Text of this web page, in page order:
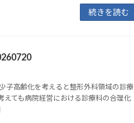
続きを読む
子高齢化を考えると整形外科領域の診療
えても病院経営における診療科の合理化